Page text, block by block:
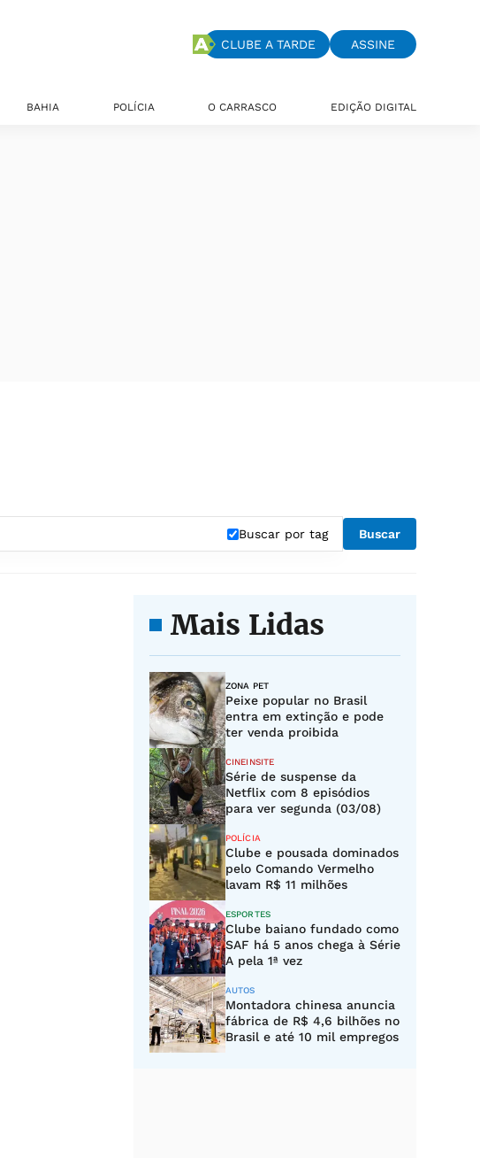
CLUBE A TARDE ASSINE
BAHIA POLÍCIA O CARRASCO EDIÇÃO DIGITAL
Buscar por tag Buscar
Mais Lidas
ZONA PET
Peixe popular no Brasil
entra em extinção e pode
ter venda proibida
CINEINSITE
Série de suspense da
Netflix com 8 episódios
para ver segunda (03/08)
POLÍCIA
Clube e pousada dominados
pelo Comando Vermelho
lavam R$ 11 milhões
ESPORTES
Clube baiano fundado como
SAF há 5 anos chega à Série
A pela 1ª vez
AUTOS
Montadora chinesa anuncia
fábrica de R$ 4,6 bilhões no
Brasil e até 10 mil empregos